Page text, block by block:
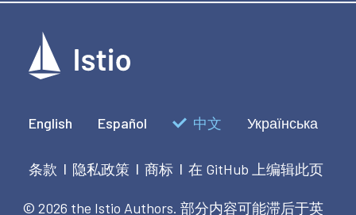
English Español 中文 Українська
条款 | 隐私政策 | 商标 | 在 GitHub 上编辑此页
© 2026 the Istio Authors. 部分内容可能滞后于英